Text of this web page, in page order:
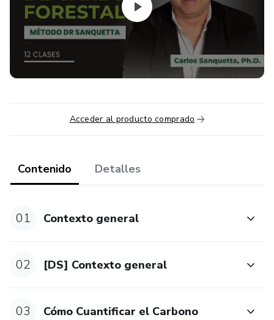
Acceder al producto comprado
Contenido Detalles
01 Contexto general
02 [DS] Contexto general
03 Cómo Cuantificar el Carbono